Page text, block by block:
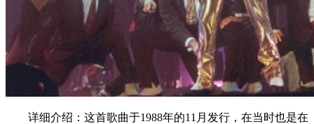
详细介绍：这首歌曲于1988年的11月发行，在当时也是在